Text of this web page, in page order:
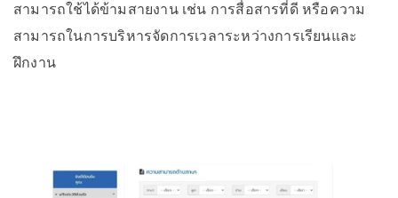
สามารถใช้ได้ข้ามสายงาน เช่น การสื่อสารที่ดี หรือความ
สามารถในการบริหารจัดการเวลาระหว่างการเรียนและ
ฝึกงาน